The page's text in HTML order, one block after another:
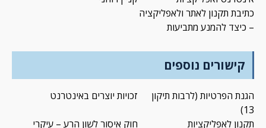
כתיבת תקנון לאתר ולאפליקציה
– כיצד להמנע מתביעות
קישורים נוספים
הגנת הפרטיות (לרבות תיקון
13)
זכויות יוצרים באינטרנט
תקנון לאפליקציות חוק איסור לשון הרע – עיקרי